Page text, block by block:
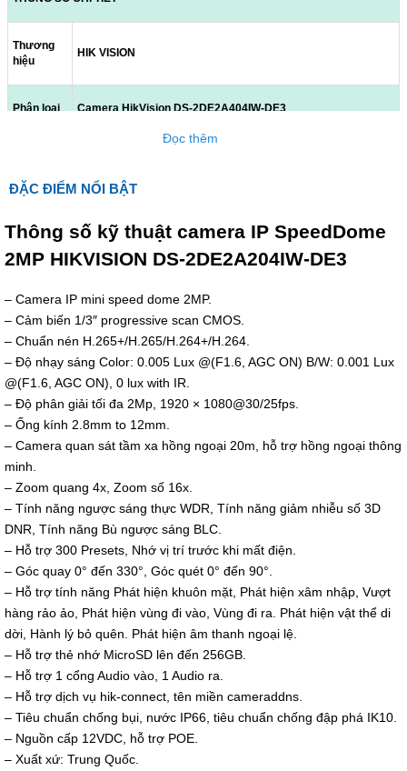
Thương
hiệu
HIK VISION
Phân loại Camera HikVision DS-2DE2A404IW-DE3
ảnh
Độ phân
2.0 MP
Cảm biến 1/3" Progressive Scan CMOS
Độ nhạy
sáng
0.005 Lux @(F1.6, AGC ON) B/W: 0.001 Lux @(F1.6, AGC ON),
0 lux with IR
Ống kính điều chỉnh từ 2.8-12mm. Zoom quang 4x, Zoom số 16x.
Tầm xa
hồng
ngoại
Tính năng
- Tính năng ngược sáng thực WDR, Tính năng giảm nhiễu số
3D DNR, Tính năng Bù ngược sáng BLC
- Hỗ trợ 300 Presets, Nhớ vị trí trước khi mất điện.
- Hỗ trợ tính năng ANR,
- Hỗ trợ 1 cổng Audio vào, 1 Audio ra.
Tiêu
chuẩn
ngoài trời
IP66, IK10
Nguồn
cấp
12V DC±15% hoặc PoE (802.3af,class 3)
Đọc thêm
ĐẶC ĐIỂM NỔI BẬT
Thông số kỹ thuật camera IP SpeedDome
2MP HIKVISION DS-2DE2A204IW-DE3
– Camera IP mini speed dome 2MP.
– Cảm biến 1/3″ progressive scan CMOS.
– Chuẩn nén H.265+/H.265/H.264+/H.264.
– Độ nhạy sáng Color: 0.005 Lux @(F1.6, AGC ON) B/W: 0.001 Lux
@(F1.6, AGC ON), 0 lux with IR.
– Độ phân giải tối đa 2Mp, 1920 × 1080@30/25fps.
– Ống kính 2.8mm to 12mm.
– Camera quan sát tầm xa hồng ngoại 20m, hỗ trợ hồng ngoại thông
minh.
– Zoom quang 4x, Zoom số 16x.
– Tính năng ngược sáng thực WDR, Tính năng giảm nhiễu số 3D
DNR, Tính năng Bù ngược sáng BLC.
– Hỗ trợ 300 Presets, Nhớ vị trí trước khi mất điện.
– Góc quay 0° đến 330°, Góc quét 0° đến 90°.
– Hỗ trợ tính năng Phát hiện khuôn mặt, Phát hiện xâm nhập, Vượt
hàng rảo ảo, Phát hiện vùng đi vào, Vùng đi ra. Phát hiện vật thể di
dời, Hành lý bỏ quên. Phát hiện âm thanh ngoại lệ.
– Hỗ trợ thẻ nhớ MicroSD lên đến 256GB.
– Hỗ trợ 1 cổng Audio vào, 1 Audio ra.
– Hỗ trợ dịch vụ hik-connect, tên miền cameraddns.
– Tiêu chuẩn chống bụi, nước IP66, tiêu chuẩn chống đập phá IK10.
– Nguồn cấp 12VDC, hỗ trợ POE.
– Xuất xứ: Trung Quốc.